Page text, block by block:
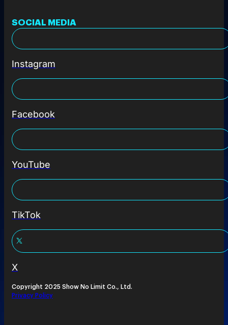
SOCIAL MEDIA
Instagram
Facebook
YouTube
TikTok
X
Copyright 2025 Show No Limit Co., Ltd.
Privacy Policy